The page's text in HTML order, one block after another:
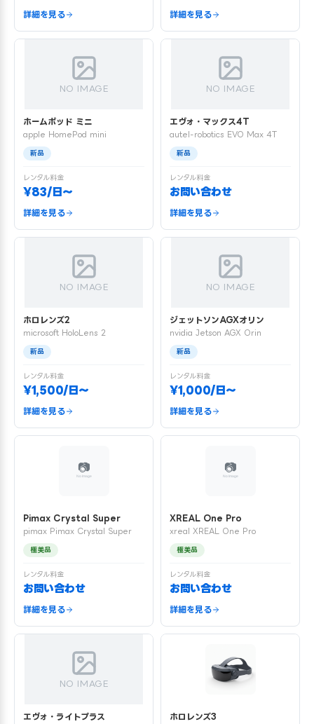
詳細を見る 詳細を見る
NO IMAGE
ホームポッド ミニ
apple HomePod mini
新品
レンタル料金
¥83/日〜
詳細を見る
NO IMAGE
エヴォ・マックス4T
autel-robotics EVO Max 4T
新品
レンタル料金
お問い合わせ
詳細を見る
NO IMAGE
ホロレンズ2
microsoft HoloLens 2
新品
レンタル料金
¥1,500/日〜
詳細を見る
NO IMAGE
ジェットソンAGXオリン
nvidia Jetson AGX Orin
新品
レンタル料金
¥1,000/日〜
詳細を見る
Pimax Crystal Super
pimax Pimax Crystal Super
極美品
レンタル料金
お問い合わせ
詳細を見る
XREAL One Pro
xreal XREAL One Pro
極美品
レンタル料金
お問い合わせ
詳細を見る
NO IMAGE
エヴォ・ライトプラス ホロレンズ3